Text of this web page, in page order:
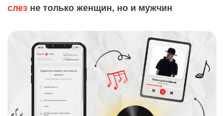
слез не только женщин, но и мужчин